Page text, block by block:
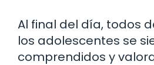
Al final del día, todos
los adolescentes se
comprendidos y